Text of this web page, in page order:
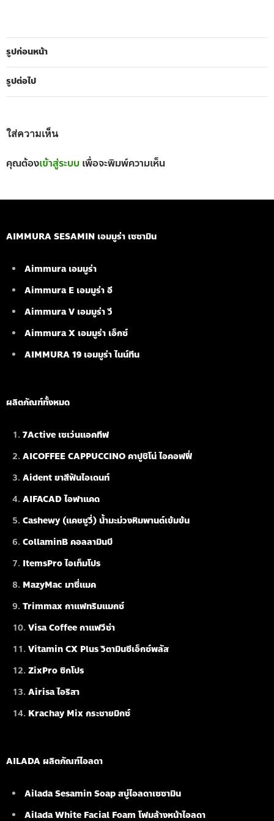
รูปก่อนหน้า
รูปต่อไป
ใส่ความเห็น
คุณต้องเข้าสู่ระบบ เพื่อจะพิมพ์ความเห็น
AIMMURA SESAMIN เอมมูร่า เซซามิน
Aimmura เอมมูร่า
Aimmura E เอมมูร่า อี
Aimmura V เอมมูร่า วี
Aimmura X เอมมูร่า เอ็กซ์
AIMMURA 19 เอมมูร่า ไนน์ทีน
ผลิตภัณฑ์ทั้งหมด
7Active เซเว่นแอคทีฟ
AICOFFEE CAPPUCCINO คาปูชิโน่ ไอคอฟฟี่
Aident ยาสีฟันไอเดนท์
AIFACAD ไอฟาแคด
Cashewy (แคชชูวี่) น้ำมะม่วงหิมพานต์เข้มข้น
CollaminB คอลลามินบี
ItemsPro ไอเท็มโปร
MazyMac มาซี่แมค
Trimmax กาแฟทริมแมกซ์
Visa Coffee กาแฟวีซ่า
Vitamin CX Plus วิตามินซีเอ็กซ์พลัส
ZixPro ซิกโปร
Airisa ไอริสา
Krachay Mix กระชายมิกซ์
AILADA ผลิตภัณฑ์ไอลดา
Ailada Sesamin Soapสบู่ไอลดาเซซามิน
Ailada White Facial Foamโฟมล้างหน้าไอลดา